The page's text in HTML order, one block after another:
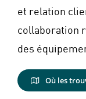
et relation
collaboration
des
Où les